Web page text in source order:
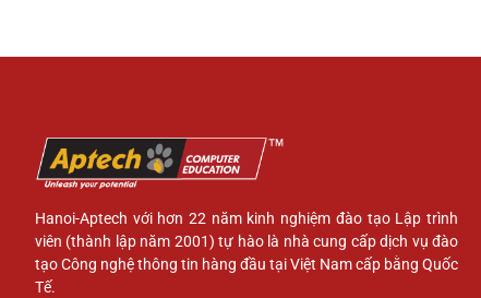
Hanoi-Aptech với hơn 22 năm kinh nghiệm đào tạo Lập trình
viên (thành lập năm 2001) tự hào là nhà cung cấp dịch vụ đào
tạo Công nghệ thông tin hàng đầu tại Việt Nam cấp bằng Quốc
Tế.